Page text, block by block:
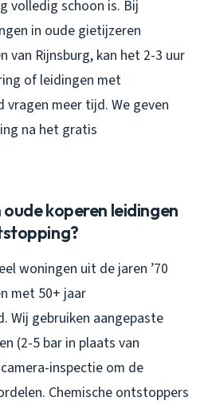
volledig schoon is. Bij
in oude gietijzeren
van Rijnsburg, kan het 2-3 uur
of leidingen met
meer tijd. We geven
na het gratis
oude koperen leidingen
woningen uit de jaren ’70
met 50+ jaar
Wij gebruiken aangepaste
(2-5 bar in plaats van
inspectie om de
Chemische ontstoppers